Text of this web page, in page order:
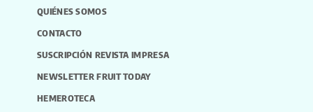
QUIÉNES SOMOS
CONTACTO
SUSCRIPCIÓN REVISTA IMPRESA
NEWSLETTER FRUIT TODAY
HEMEROTECA